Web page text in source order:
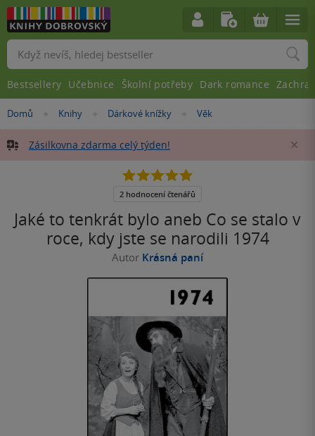
Nacházíte
zde:
Domů »
Knihy »
Dárkové knížky »
Věk
Zásilkovna zdarma celý týden!
Jaké to tenkrát bylo aneb Co se stalo v
roce, kdy jste se narodili 1974
Autor Krásná paní
5.0
5
2 hodnocení čtenářů
Vyhledávání
Bestsellery Učebnice Školní potřeby Dark romance